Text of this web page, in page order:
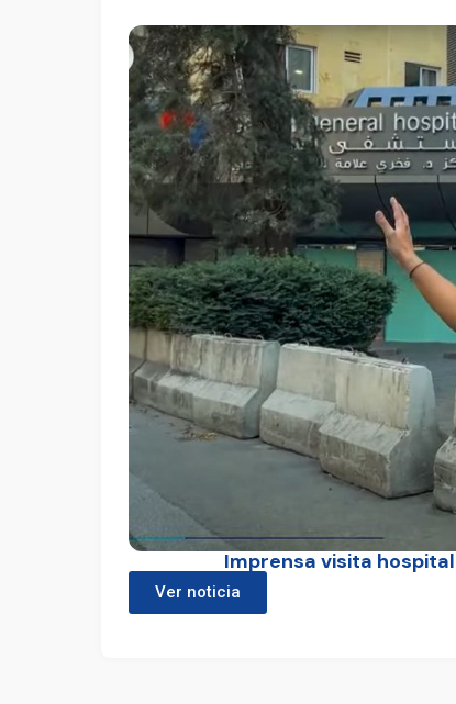
Imprensa visita
Ver noticia